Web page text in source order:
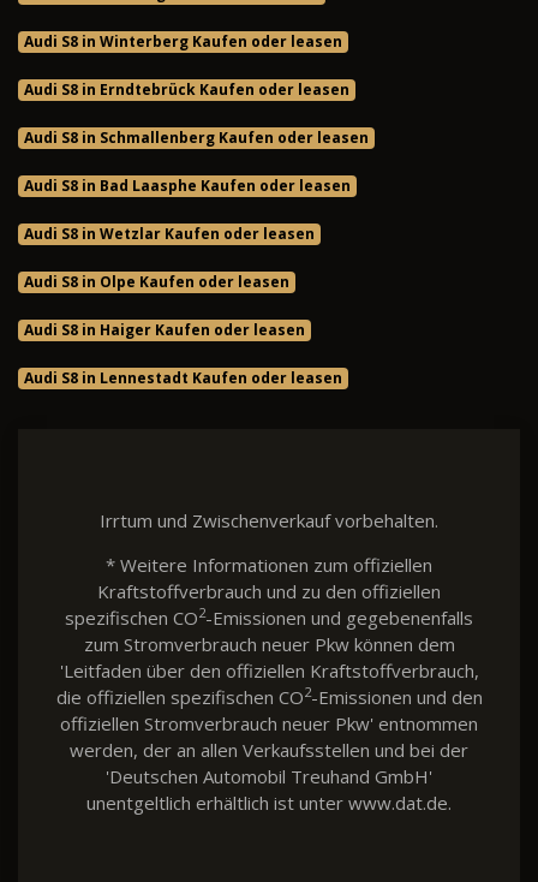
Audi S8 in Winterberg Kaufen oder leasen
Audi S8 in Erndtebrück Kaufen oder leasen
Audi S8 in Schmallenberg Kaufen oder leasen
Audi S8 in Bad Laasphe Kaufen oder leasen
Audi S8 in Wetzlar Kaufen oder leasen
Audi S8 in Olpe Kaufen oder leasen
Audi S8 in Haiger Kaufen oder leasen
Audi S8 in Lennestadt Kaufen oder leasen
Irrtum und Zwischenverkauf vorbehalten.
* Weitere Informationen zum offiziellen
Kraftstoffverbrauch und zu den offiziellen
spezifischen CO2-Emissionen und gegebenenfalls
zum Stromverbrauch neuer Pkw können dem
'Leitfaden über den offiziellen Kraftstoffverbrauch,
die offiziellen spezifischen CO2-Emissionen und den
offiziellen Stromverbrauch neuer Pkw' entnommen
werden, der an allen Verkaufsstellen und bei der
'Deutschen Automobil Treuhand GmbH'
unentgeltlich erhältlich ist unter www.dat.de.